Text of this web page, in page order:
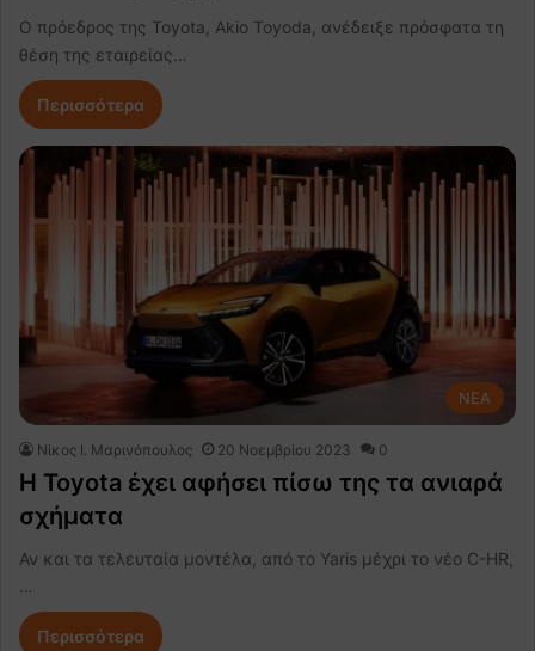
Ο πρόεδρος της Toyota, Akio Toyoda, ανέδειξε πρόσφατα τη
θέση της εταιρείας…
Περισσότερα
NEA
Nίκος Ι. Mαρινόπουλος 20 Νοεμβρίου 2023 0
Η Toyota έχει αφήσει πίσω της τα ανιαρά
σχήματα
Αν και τα τελευταία μοντέλα, από το Yaris μέχρι το νέο C-HR,
…
Περισσότερα